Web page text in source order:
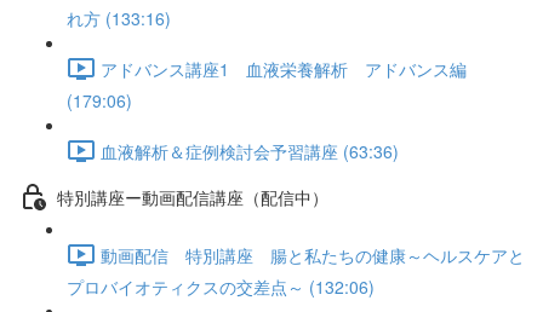
れ方 (133:16)
アドバンス講座1 血液栄養解析 アドバンス編
(179:06)
血液解析＆症例検討会予習講座 (63:36)
特別講座ー動画配信講座（配信中）
動画配信 特別講座 腸と私たちの健康～ヘルスケアと
プロバイオティクスの交差点～ (132:06)